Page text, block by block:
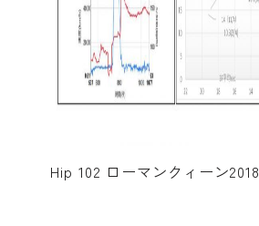
Hip 102 ローマンクィーン2018